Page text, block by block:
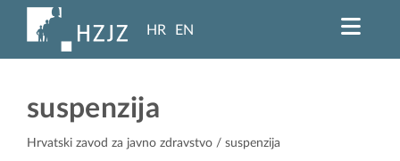
HR EN
suspenzija
Hrvatski zavod za javno zdravstvo / suspenzija